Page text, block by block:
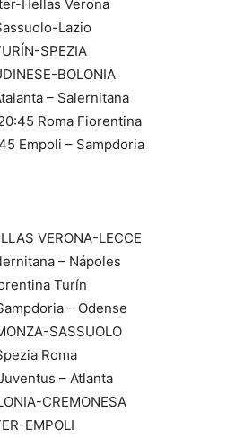
Hellas Verona
Lazio
SPEZIA
BOLONIA
– Salernitana
Roma Fiorentina
Empoli – Sampdoria
VERONA-LECCE
– Nápoles
Turín
– Odense
SASSUOLO
Roma
– Atlanta
CREMONESA
EMPOLI